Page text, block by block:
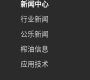
新闻中心
行业新闻
公乐新闻
榨油信息
应用技术